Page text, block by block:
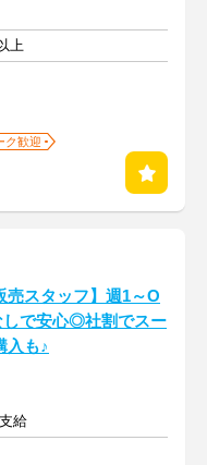
上
ク歓迎
売スタッフ】週1～O
しで安心◎社割でスー
入も♪
給